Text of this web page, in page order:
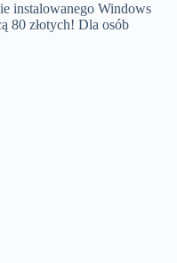
instalowanego Windows
80 złotych! Dla osób